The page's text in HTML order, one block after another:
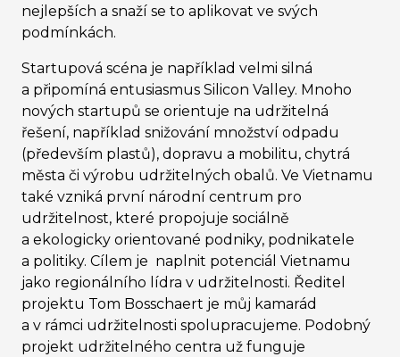
nejlepších a snaží se to aplikovat ve svých
podmínkách.
Startupová scéna je například velmi silná
a připomíná entusiasmus Silicon Valley. Mnoho
nových startupů se orientuje na udržitelná
řešení, například snižování množství odpadu
(především plastů), dopravu a mobilitu, chytrá
města či výrobu udržitelných obalů. Ve Vietnamu
také vzniká první národní centrum pro
udržitelnost, které propojuje sociálně
a ekologicky orientované podniky, podnikatele
a politiky. Cílem je naplnit potenciál Vietnamu
jako regionálního lídra v udržitelnosti. Ředitel
projektu Tom Bosschaert je můj kamarád
a v rámci udržitelnosti spolupracujeme. Podobný
projekt udržitelného centra už funguje